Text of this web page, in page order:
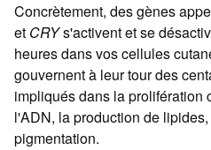
Concrètement, des gènes
et CRYs'activent et se
heures dans vos cellules
gouvernent à leur tour des
impliqués dans la prolifération
l'ADN, la production de
pigmentation.